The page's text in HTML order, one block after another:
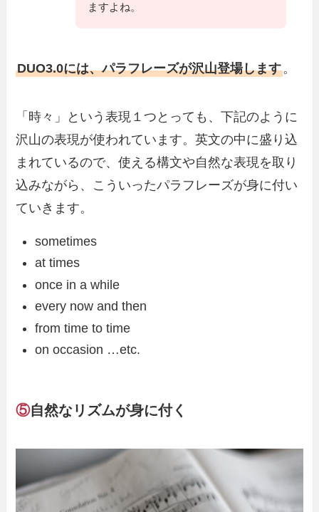
ますよね。
DUO3.0には、パラフレーズが沢山登場します。
「時々」という表現１つとっても、下記のように
沢山の表現が使われています。英文の中に盛り込
まれているので、使える構文や自然な表現を取り
込みながら、こういったパラフレーズが身に付い
ていきます。
sometimes
at times
once in a while
every now and then
from time to time
on occasion …etc.
⑤自然なリズムが身に付く